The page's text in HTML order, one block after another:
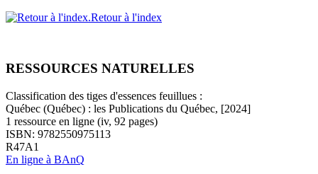
Retour à l'index
RESSOURCES NATURELLES
Classification des tiges d'essences feuillues :
Québec (Québec) : les Publications du Québec, [2024]
1 ressource en ligne (iv, 92 pages)
ISBN: 9782550975113
R47A1
En ligne à BAnQ